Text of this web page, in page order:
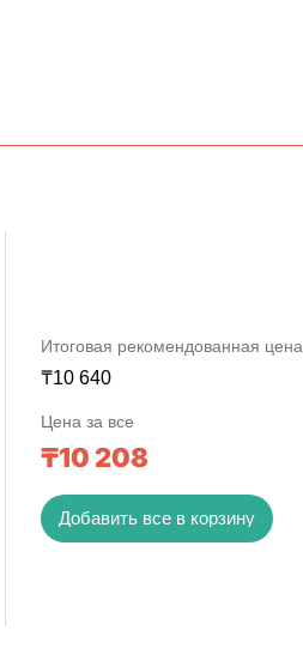
Итоговая рекомендованная цена
₸10 640
Цена за все
₸10 208
Добавить все в корзину